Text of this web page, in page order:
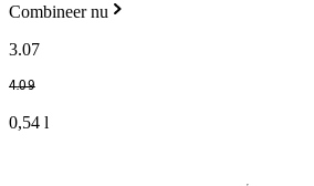
Combineer nu
3.07
4.09
0,54 l